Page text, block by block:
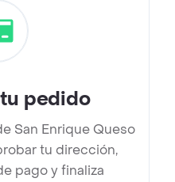
pedido
San Enrique Queso
tu dirección,
pago y finaliza